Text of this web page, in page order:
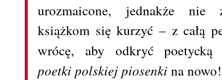
urozmaicone, jednakże nie
książkom się kurzyć – z całą
wrócę, aby odkryć
poetki polskiej piosenkina nowo!